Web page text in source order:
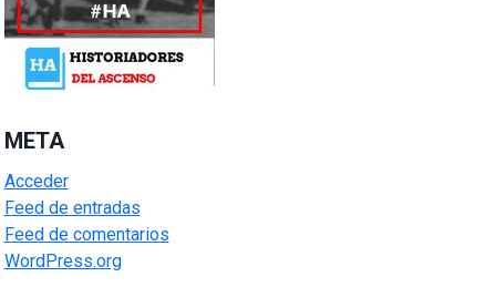
META
Acceder
Feed de entradas
Feed de comentarios
WordPress.org